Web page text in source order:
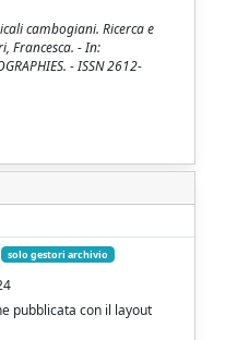
cambogiani. Ricerca e
Francesca. - In:
- ISSN 2612-
solo gestori archivio
pubblicata con il layout